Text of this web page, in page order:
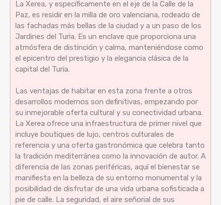
La Xerea, y específicamente en el eje de la Calle de la
Paz, es residir en la milla de oro valenciana, rodeado de
las fachadas más bellas de la ciudad y a un paso de los
Jardines del Turia. Es un enclave que proporciona una
atmósfera de distinción y calma, manteniéndose como
el epicentro del prestigio y la elegancia clásica de la
capital del Turia.
Las ventajas de habitar en esta zona frente a otros
desarrollos modernos son definitivas, empezando por
su inmejorable oferta cultural y su conectividad urbana.
La Xerea ofrece una infraestructura de primer nivel que
incluye boutiques de lujo, centros culturales de
referencia y una oferta gastronómica que celebra tanto
la tradición mediterránea como la innovación de autor. A
diferencia de las zonas periféricas, aquí el bienestar se
manifiesta en la belleza de su entorno monumental y la
posibilidad de disfrutar de una vida urbana sofisticada a
pie de calle. La seguridad, el aire señorial de sus